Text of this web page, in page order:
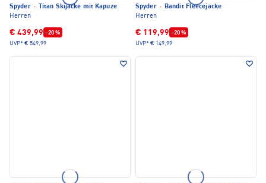
Spyder ·
Titan Skijacke mit Kapuze
Herren
€ 439,99 -20 %
UVP* € 549,99
Spyder · Bandit Fleecejacke
Herren
€ 119,99 -20 %
UVP* € 149,99